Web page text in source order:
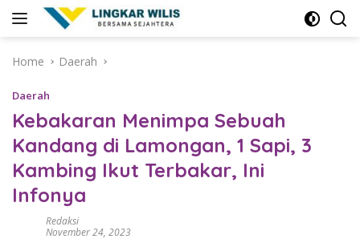
Home
Daerah
Daerah
Kebakaran Menimpa Sebuah
Kandang di Lamongan, 1 Sapi, 3
Kambing Ikut Terbakar, Ini
Infonya
Redaksi
November 24, 2023